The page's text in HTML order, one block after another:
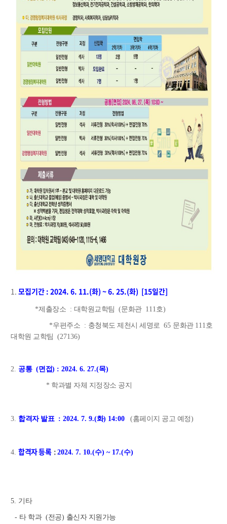
1. 모집기간 : 2024. 6. 11.(화) ~ 6. 25.(화) [15일간]
*제출장소 : 대학원교학팀 (문화관 111 호)
*우편주소 : 충청북도 제천시 세명로 65 문화관 111 호
대학원 교학팀 (27136)
2. 공통 (면 접) : 2024. 6. 27.(목)
* 학과별 자체 지정장소 공지
3. 합격자 발표 : 2024. 7. 9.(화) 14:00 (홈페이지 공고 예정)
4.합격자 등록 :2024. 7. 10.(수) ~ 17.(수)
5. 기타
- 타 학과 (전공) 출신자 지원가능